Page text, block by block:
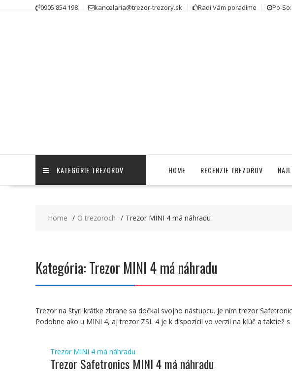
0905 854 198 kancelaria@trezor-trezory.sk Radi Vám poradíme Po-
KATEGÓRIE TREZOROV HOME RECENZIE TREZOROV
Home O trezoroch Trezor MINI 4 má náhradu
Kategória:Trezor MINI 4 má náhradu
Trezor na štyri krátke zbrane sa dočkal svojho nástupcu. Je ním trezor
Podobne ako u MINI 4, aj trezor ZSL 4 je k dispozícii vo verzii na kľúč a taktiež
Trezor MINI 4 má náhradu
Trezor Safetronics MINI 4 má náhradu